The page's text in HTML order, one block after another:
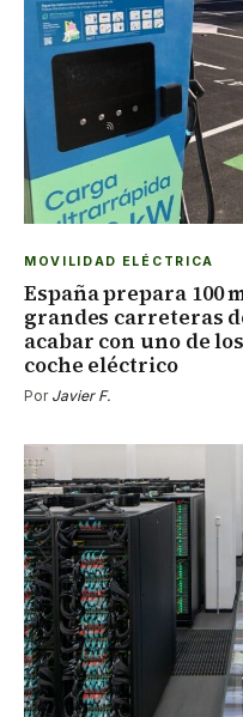
MOVILIDAD ELÉCTRICA
España prepara 100
grandes carreteras
acabar con uno de
coche eléctrico
Por Javier F.